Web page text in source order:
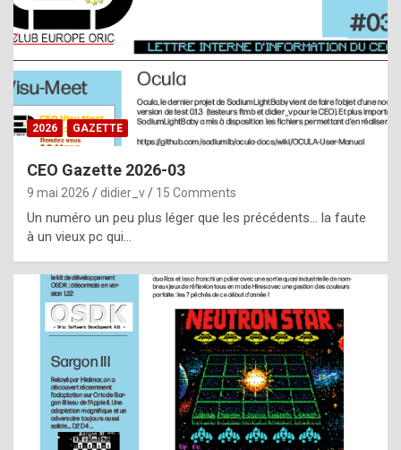
t
a
s
i
e
f
o
m
m
a
y
b
e
2026 GAZETTE
CEO Gazette 2026-03
9 mai 2026 didier_v 15 Comments
Un numéro un peu plus léger que les précédents… la faute
à un vieux pc qui…